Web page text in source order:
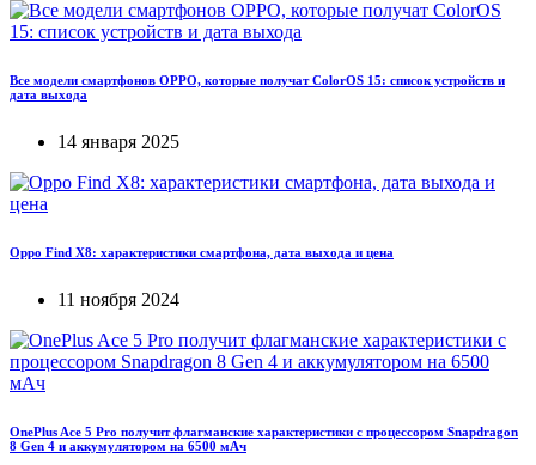
Все модели смартфонов OPPO, которые получат ColorOS 15: список устройств и
дата выхода
14 января 2025
Oppo Find X8: характеристики смартфона, дата выхода и цена
11 ноября 2024
OnePlus Ace 5 Pro получит флагманские характеристики с процессором Snapdragon
8 Gen 4 и аккумулятором на 6500 мАч